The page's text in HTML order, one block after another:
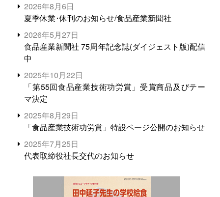
2026年8月6日
夏季休業･休刊のお知らせ/食品産業新聞社
2026年5月27日
食品産業新聞社 75周年記念誌(ダイジェスト版)配信
中
2025年10月22日
「第55回食品産業技術功労賞」受賞商品及びテー
マ決定
2025年8月29日
「食品産業技術功労賞」特設ページ公開のお知らせ
2025年7月25日
代表取締役社長交代のお知らせ